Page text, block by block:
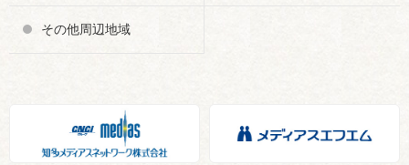
その他周辺地域